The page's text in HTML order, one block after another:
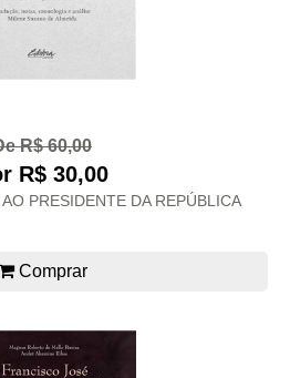
R$ 60,00
R$ 30,00
PRESIDENTE DA REPÚBLICA
Comprar